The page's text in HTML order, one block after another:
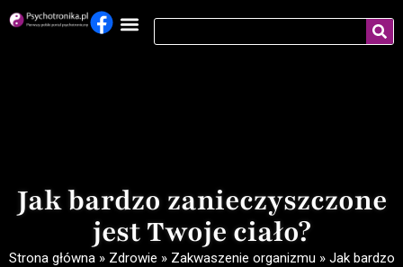
Jak bardzo zanieczyszczone
jest Twoje ciało?
Strona główna» Zdrowie » Zakwaszenie organizmu » Jak bardzo